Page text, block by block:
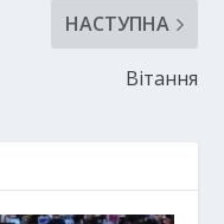
НАСТУПНА
Вітання